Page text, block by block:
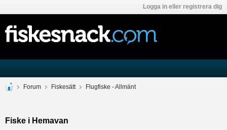
Logga in eller registrera dig
Forum Fiskesätt Flugfiske - Allmänt
Fiske i Hemavan